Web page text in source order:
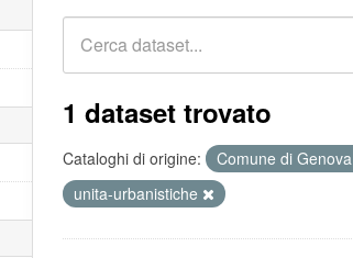
1 dataset trovato
Cataloghi di origine: Comune di Genova
unita-urbanistiche